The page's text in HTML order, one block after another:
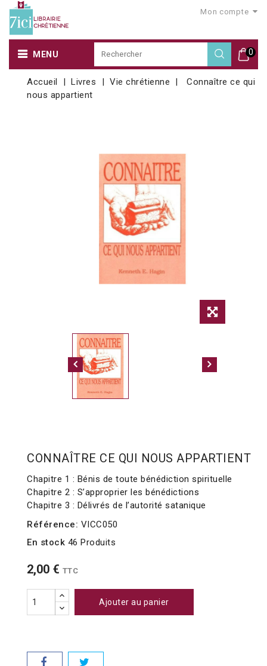
Mon compte
0
MENU
Accueil Livres Vie chrétienne
Connaître ce qui
nous appartient
CONNAÎTRE CE QUI NOUS APPARTIENT
Chapitre 1 : Bénis de toute bénédiction spirituelle
Chapitre 2 : S’approprier les bénédictions
Chapitre 3 : Délivrés de l’autorité satanique
Référence: VICC050
En stock 46 Produits
2,00 € TTC
Ajouter au panier